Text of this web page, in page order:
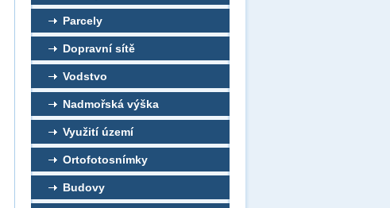
Parcely
Dopravní sítě
Vodstvo
Nadmořská výška
Využití území
Ortofotosnímky
Budovy